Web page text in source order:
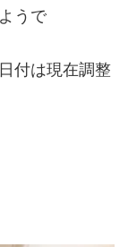
うで
付は現在調整